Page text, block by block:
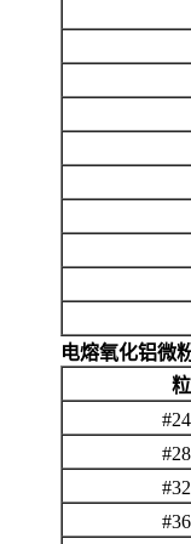
电熔氧化铝微